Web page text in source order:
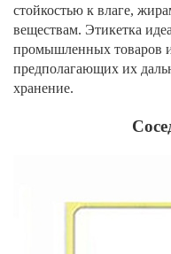
стойкостью к влаге,
веществам. Этикетка
промышленных товаров
предполагающих их
хранение.